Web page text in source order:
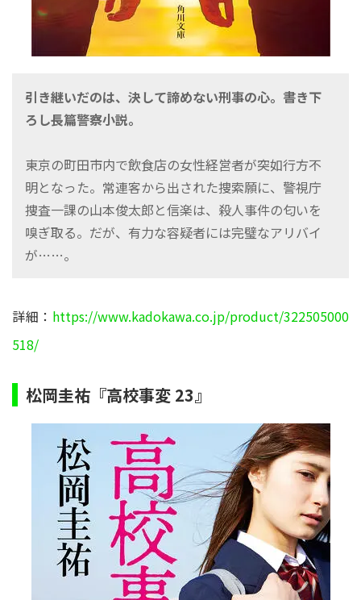
引き継いだのは、決して諦めない刑事の心。書き下
ろし長篇警察小説。
東京の町田市内で飲食店の女性経営者が突如行方不
明となった。常連客から出された捜索願に、警視庁
捜査一課の山本俊太郎と信楽は、殺人事件の匂いを
嗅ぎ取る。だが、有力な容疑者には完璧なアリバイ
が……。
詳細： https://www.kadokawa.co.jp/product/322505000
518/
松岡圭祐『高校事変 23』